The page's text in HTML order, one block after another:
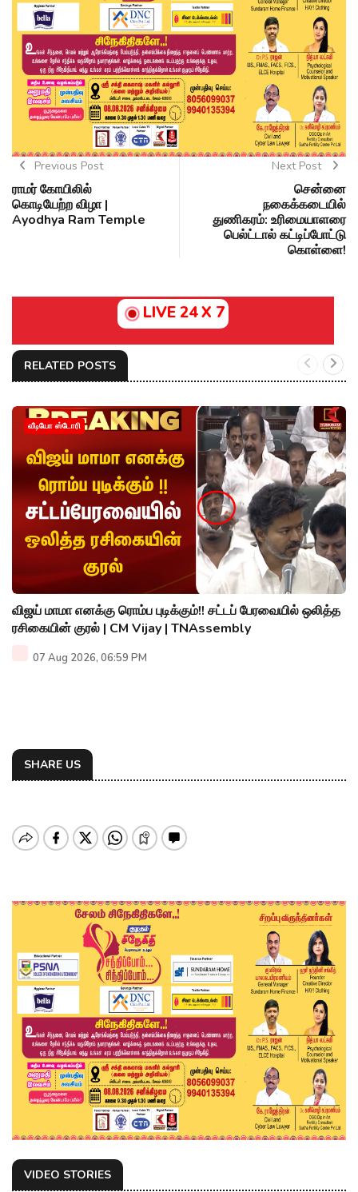
Previous Post
ராமர் கோயிலில்
கொடியேற்ற விழா |
Ayodhya Ram Temple
Next Post
சென்னை
நகைக்கடையில்
துணிகரம்: உரிமையாளரை
பெல்ட்டால் கட்டிப்போட்டு
கொள்ளை!
LIVE 24 X 7
RELATED POSTS
வீடியோ ஸ்டோரி
விஜய் மாமா எனக்கு ரொம்ப புடிக்கும்!! சட்டப் பேரவையில் ஒலித்த
ரசிகையின் குரல் | CM Vijay | TNAssembly
07 Aug 2026, 06:59 PM
SHARE US
VIDEO STORIES